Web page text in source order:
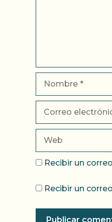
electrónico
Recibir un
Recibir un